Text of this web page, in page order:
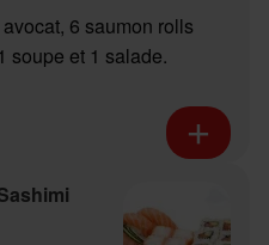
6 saumon rolls
soupe et 1 salade.